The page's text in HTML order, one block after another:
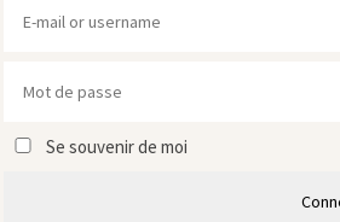
Se souvenir de moi